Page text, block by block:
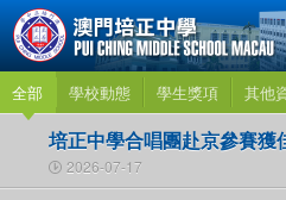
全部 學校動態 學生獎項 其他
培正中學合唱團赴京參賽獲
2026-07-17